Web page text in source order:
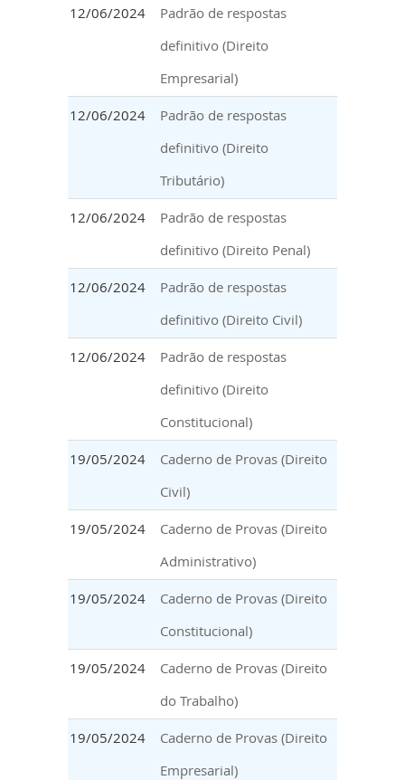
12/06/2024
Padrão de respostas
definitivo (Direito
Empresarial)
12/06/2024
Padrão de respostas
definitivo (Direito
Tributário)
12/06/2024
Padrão de respostas
definitivo (Direito Penal)
12/06/2024
Padrão de respostas
definitivo (Direito Civil)
12/06/2024
Padrão de respostas
definitivo (Direito
Constitucional)
19/05/2024
Caderno de Provas (Direito
Civil)
19/05/2024
Caderno de Provas (Direito
Administrativo)
19/05/2024
Caderno de Provas (Direito
Constitucional)
19/05/2024
Caderno de Provas (Direito
do Trabalho)
19/05/2024
Caderno de Provas (Direito
Empresarial)